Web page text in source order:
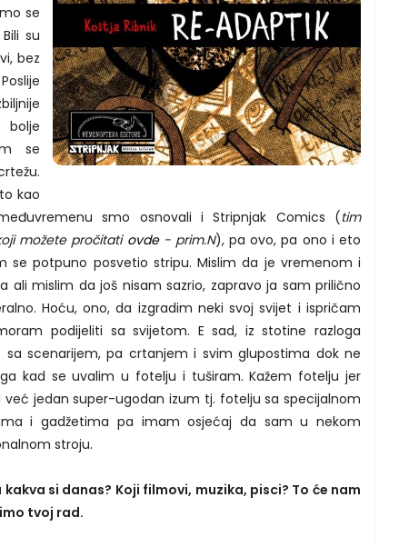
se
su
bez
se
kao
smo osnovali i Stripnjak Comics (tim
možete pročitati ovde- prim.N), pa ovo, pa ono i eto
se potpuno posvetio stripu. Mislim da je vremenom i
ali mislim da još nisam sazrio, zapravo ja sam prilično
Hoću, ono, da izgradim neki svoj svijet i ispričam
podijeliti sa svijetom. E sad, iz stotine razloga
scenarijem, pa crtanjem i svim glupostima dok ne
kad se uvalim u fotelju i tuširam. Kažem fotelju jer
jedan super-ugodan izum tj. fotelju sa specijalnom
i gadžetima pa imam osjećaj da sam u nekom
stroju.
si danas? Koji filmovi, muzika, pisci? To će nam
tvoj rad.